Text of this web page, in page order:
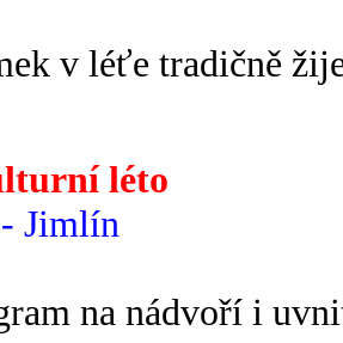
v léťe tradičně
léto
Jimlín
na nádvoří i